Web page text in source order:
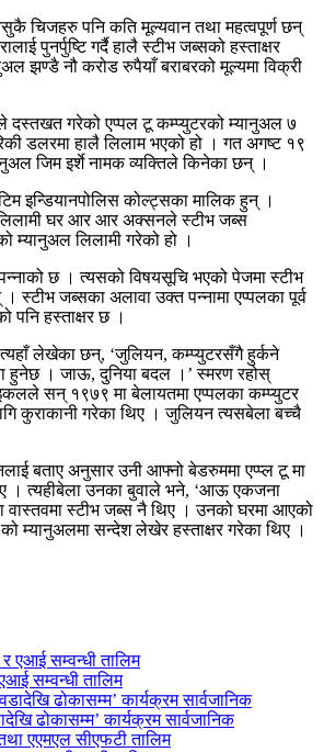
चिजहरु पनि कति मूल्यवान तथा महत्वपूर्ण छन्
पुनर्पुष्टि गर्दै हालै स्टीभ जब्सको हस्ताक्षर
झण्डै नौ करोड रुपैयाँ बराबरको मूल्यमा विक्री
दस्तखत गरेको एप्पल टू कम्प्युटरको म्यानुअल ७
डलरमा हालै लिलाम भएको हो । गत अगष्ट १९
जिम इर्शे नामक व्यक्तिले किनेका छन् ।
इन्डियानपोलिस कोल्ट्सका मालिक हुन् ।
घर आर आर अक्सनले स्टीभ जब्स
म्यानुअल लिलामी गरेको हो ।
छ । त्यसको विषयसूचि भएको पेजमा स्टीभ
स्टीभ जब्सका अलावा उक्त पन्नामा एप्पलका पूर्व
पनि हस्ताक्षर छ ।
लेखेका छन्, ‘जुलियन, कम्प्युटरसँगै हुर्कने
हुनेछ । जाऊ, दुनिया बदल ।’ स्मरण रहोस्
सन् १९७९ मा बेलायतमा एप्पलका कम्प्युटर
कुराकानी गरेका थिए । जुलियन त्यसबेला बच्चै
बताए अनुसार उनी आफ्नो बेडरुममा एप्प्ल टू मा
। त्यहीबेला उनका बुवाले भने, ‘आऊ एकजना
वास्तवमा स्टीभ जब्स नै थिए । उनको घरमा आएको
म्यानुअलमा सन्देश लेखेर हस्ताक्षर गरेका थिए ।
सम्वन्धी तालिम
ढोकासम्म’ कार्यक्रम सार्वजानिक